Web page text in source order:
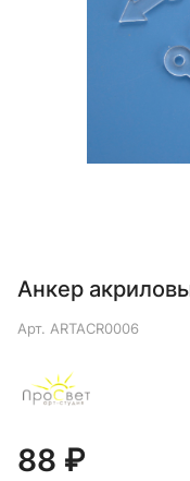
Анкер
Арт. ARTACR0006
88 ₽